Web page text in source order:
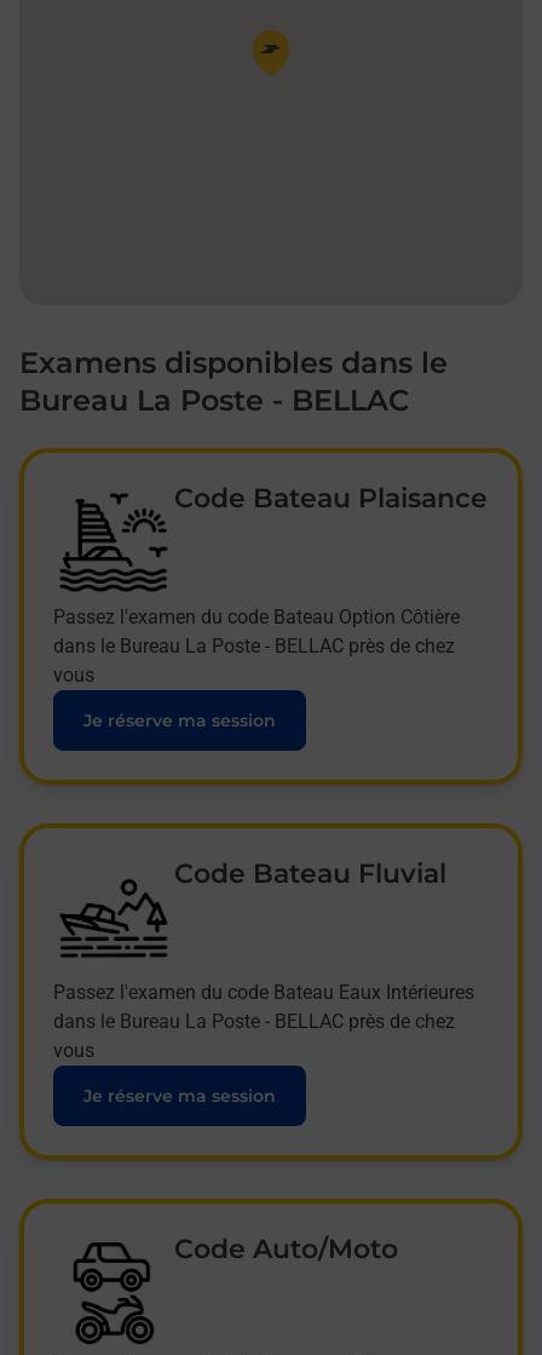
Pin de la carte
Examens disponibles dans le
Bureau La Poste - BELLAC
Code Bateau Plaisance
Passez l'examen du code Bateau Option Côtière
dans le Bureau La Poste - BELLAC près de chez
vous
Je réserve ma session
Code Bateau Fluvial
Passez l'examen du code Bateau Eaux Intérieures
dans le Bureau La Poste - BELLAC près de chez
vous
Je réserve ma session
Code Auto/Moto